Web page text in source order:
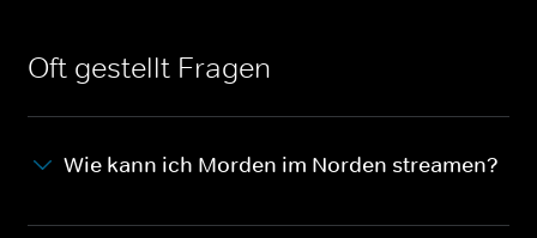
Oft gestellt Fragen
Wie kann ich Morden im Norden streamen?